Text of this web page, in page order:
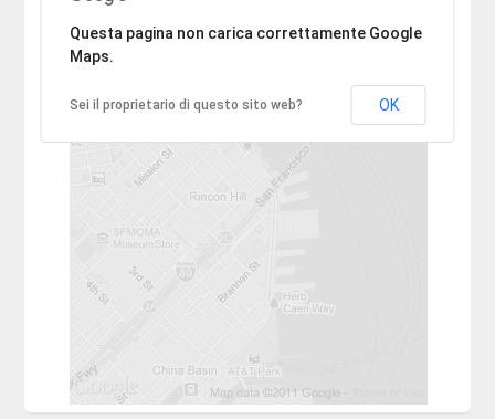
Ci dispiace, l'indirizzo non è stato trovato.
Questa pagina non carica correttamente Google
Maps.
Sei il proprietario di questo sito web? OK